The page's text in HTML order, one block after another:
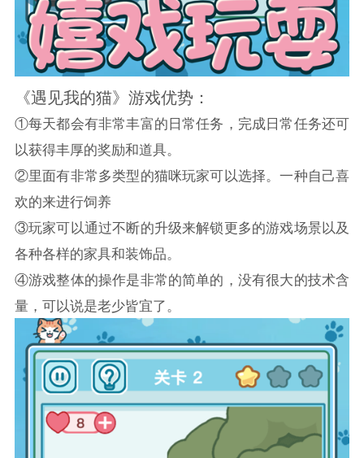
《遇见我的猫》游戏优势：
①每天都会有非常丰富的日常任务，完成日常任务还可
以获得丰厚的奖励和道具。
②里面有非常多类型的猫咪玩家可以选择。一种自己喜
欢的来进行饲养
③玩家可以通过不断的升级来解锁更多的游戏场景以及
各种各样的家具和装饰品。
④游戏整体的操作是非常的简单的，没有很大的技术含
量，可以说是老少皆宜了。